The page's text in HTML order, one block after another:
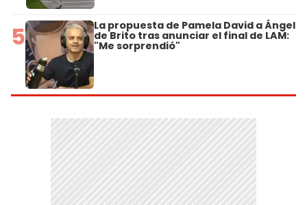
5 La propuesta de Pamela David a Ángel
de Brito tras anunciar el final de LAM:
"Me sorprendió"